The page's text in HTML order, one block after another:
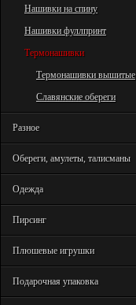
Нашивки на спину
Нашивки фуллпринт
Термонашивки
Термонашивки вышитые
Славянские обереги
Разное
Обереги, амулеты, талисманы
Одежда
Пирсинг
Плюшевые игрушки
Подарочная упаковка